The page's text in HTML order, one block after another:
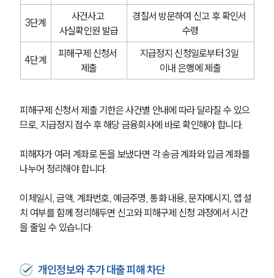
3단계
사건사고
사실확인원 발급
경찰서 방문하여 신고 후 확인서
수령
4단계
피해구제 신청서
제출
지급정지 신청일로부터 3일
이내 은행에 제출
피해구제 신청서 제출 기한은 사건별 안내에 따라 달라질 수 있으
므로, 지급정지 접수 후 해당 금융회사에 바로 확인해야 합니다.
피해자가 여러 계좌로 돈을 보냈다면 각 송금 계좌와 입금 계좌를
나누어 정리해야 합니다.
이체일시, 금액, 계좌번호, 예금주명, 통화 내용, 문자메시지, 앱 설
치 여부를 함께 정리해두면 신고와 피해구제 신청 과정에서 시간
을 줄일 수 있습니다.
개인정보와 추가 대출 피해 차단